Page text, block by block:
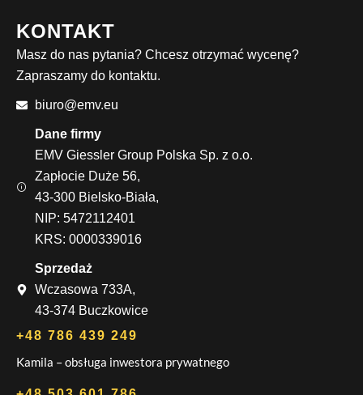
KONTAKT
Masz do nas pytania? Chcesz otrzymać wycenę?
Zapraszamy do kontaktu.
biuro@emv.eu
Dane firmy
EMV Giessler Group Polska Sp. z o.o.
Zapłocie Duże 56,
43-300 Bielsko-Biała,
NIP: 5472112401
KRS: 0000339016
Sprzedaż
Wczasowa 733A,
43-374 Buczkowice
+48 786 439 249
Kamila – obsługa inwestora prywatnego